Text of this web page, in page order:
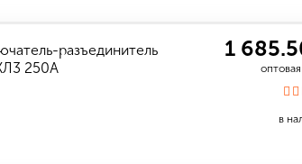
разъединитель
250А
1
в